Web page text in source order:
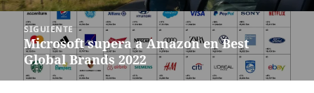
SIGUIENTE
Siguiente
entrada:
Microsoft supera a Amazon en Best
Global Brands 2022